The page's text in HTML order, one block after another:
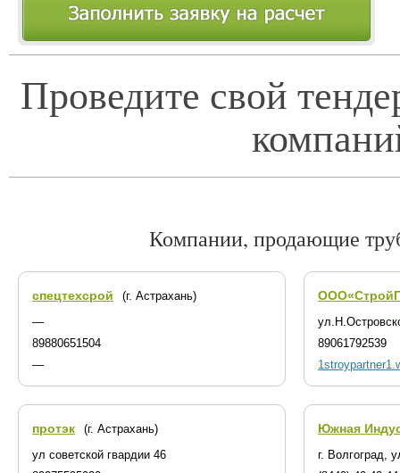
Проведите свой
Компании, продающие
спецтехсрой
(г. Астрахань)
—
89880651504
—
89061792539
протэк
(г. Астрахань)
ул советской гвардии 46
Южная
г. Волгоград,